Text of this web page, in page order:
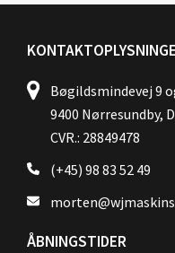
Bøgildsmindevej 9
9400 Nørresundby,
CVR.: 28849478
(+45) 98 83 52 49
ÅBNINGSTIDER